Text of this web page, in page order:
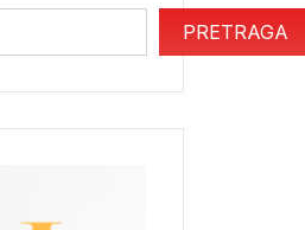
PRETRAGA